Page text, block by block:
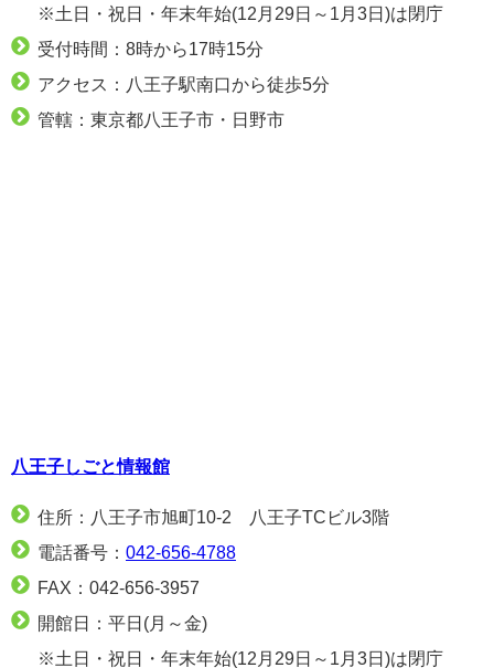
※土日・祝日・年末年始(12月29日～1月3日)は閉庁
受付時間：8時から17時15分
アクセス：八王子駅南口から徒歩5分
管轄：東京都八王子市・日野市
八王子しごと情報館
住所：八王子市旭町10-2 八王子TCビル3階
電話番号： 042-656-4788
FAX：042-656-3957
開館日：平日(月～金)
※土日・祝日・年末年始(12月29日～1月3日)は閉庁